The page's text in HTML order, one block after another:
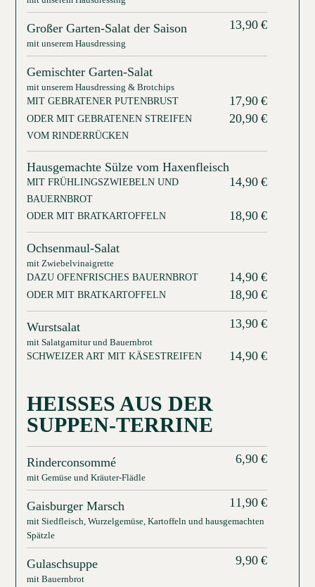
13,90 €
Großer Garten-Salat der Saison
mit unserem Hausdressing
Gemischter Garten-Salat
mit unserem Hausdressing & Brotchips
17,90 €
MIT GEBRATENER PUTENBRUST
20,90 €
ODER MIT GEBRATENEN STREIFEN
VOM RINDERRÜCKEN
Hausgemachte Sülze vom Haxenfleisch
14,90 €
MIT FRÜHLINGSZWIEBELN UND
BAUERNBROT
18,90 €
ODER MIT BRATKARTOFFELN
Ochsenmaul-Salat
mit Zwiebelvinaigrette
14,90 €
DAZU OFENFRISCHES BAUERNBROT
18,90 €
ODER MIT BRATKARTOFFELN
13,90 €
Wurstsalat
mit Salatgarnitur und Bauernbrot
14,90 €
SCHWEIZER ART MIT KÄSESTREIFEN
HEISSES AUS DER S
UPPEN-TERRINE
6,90 €
Rinderconsommé
mit Gemüse und Kräuter-Flädle
11,90 €
Gaisburger Marsch
mit Siedfleisch, Wurzelgemüse, Kartoffeln und hausgemachten
Spätzle
9,90 €
Gulaschsuppe
mit Bauernbrot